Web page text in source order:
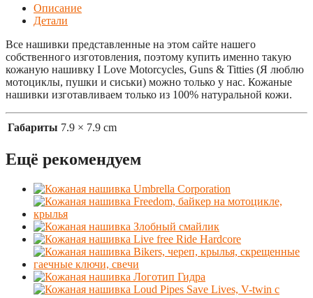
Описание
Детали
Все нашивки представленные на этом сайте нашего
собственного изготовления, поэтому купить именно такую
кожаную нашивку I Love Motorcycles, Guns & Titties (Я люблю
мотоциклы, пушки и сиськи) можно только у нас. Кожаные
нашивки изготавливаем только из 100% натуральной кожи.
Габариты 7.9 × 7.9 cm
Ещё рекомендуем